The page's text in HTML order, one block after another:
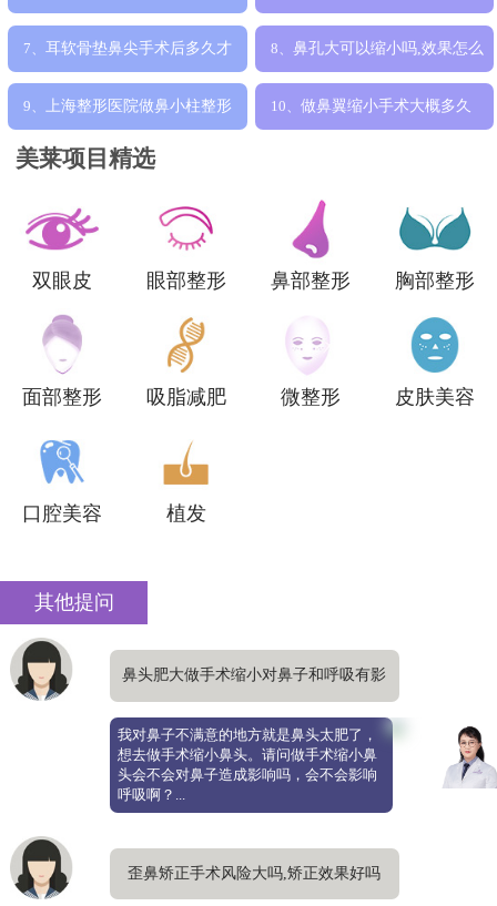
得很宽，手术 吗,大概多少
7、 耳软骨垫鼻尖手术后多久才
能恢复正常
8、 鼻孔大可以缩小吗,效果怎么
9、 上海整形医院做鼻小柱整形
手术多少钱
10、 做鼻翼缩小手术大概多久
美莱项目精选
双眼皮 眼部整形 鼻部整形 胸部整形
面部整形 吸脂减肥 微整形 皮肤美容
口腔美容 植发
其他提问
鼻头肥大做手术缩小对鼻子和呼吸有影
响吗
我对鼻子不满意的地方就是鼻头太肥了，
想去做手术缩小鼻头。请问做手术缩小鼻
头会不会对鼻子造成影响吗，会不会影响
呼吸啊？...
歪鼻矫正手术风险大吗,矫正效果好吗